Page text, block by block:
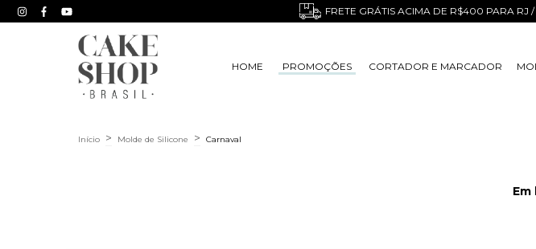
FRETE GRÁTIS ACIMA DE R$400 PARA
HOME PROMOÇÕES CORTADOR E MARCADOR
Início > Molde de Silicone > Carnaval
Em